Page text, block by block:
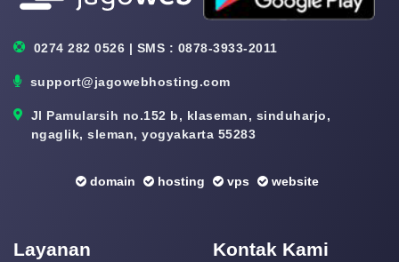
0274 282 0526 | SMS : 0878-3933-2011
support@jagowebhosting.com
Jl Pamularsih no.152 b, klaseman, sinduharjo,
ngaglik, sleman, yogyakarta 55283
domain hosting vps website
Layanan Kontak Kami